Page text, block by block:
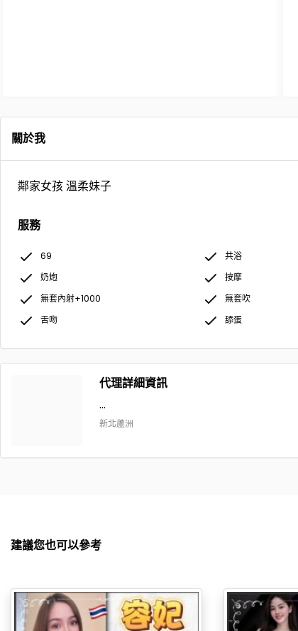
關於我
鄰家女孩 溫柔妹子
服務
69 共浴
奶炮
按摩
無套內射+1000
無套吹
舌吻
舔蛋
代理詳細資訊
...
新北蘆洲
建議您也可以參考